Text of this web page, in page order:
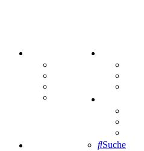
Mastodon
Suche